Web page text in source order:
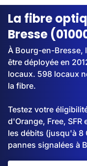
Streaming
La fibre
Bresse
À Bourg-en-Bresse,
être déployée en
locaux. 598 locaux
la fibre.
Testez votre
d'Orange, Free, SFR
les débits (jusqu'à 8
pannes signalées à